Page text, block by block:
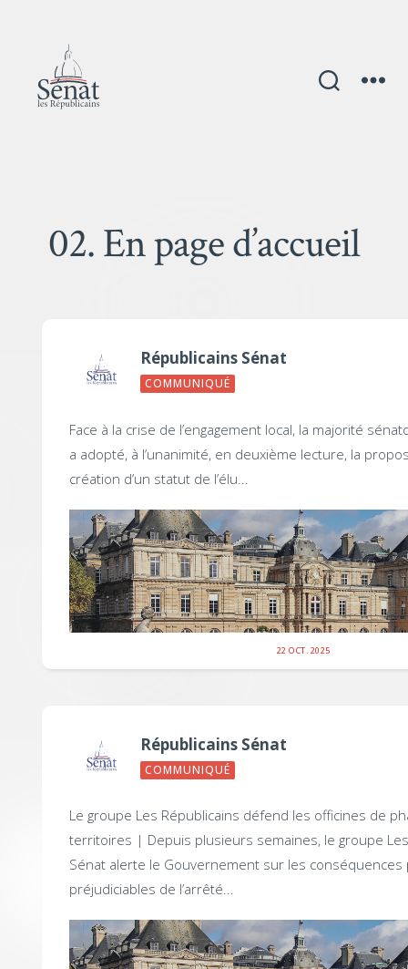
02. En page d’accueil
Républicains Sénat
COMMUNIQUÉ
Face à la crise de l’engagement local, la majorité
a adopté, à l’unanimité, en deuxième lecture, la
création d’un statut de l’élu...
22 OCT. 2025
Républicains Sénat
COMMUNIQUÉ
Le groupe Les Républicains défend les officines de
territoires | Depuis plusieurs semaines, le groupe
Sénat alerte le Gouvernement sur les
préjudiciables de l’arrêté...